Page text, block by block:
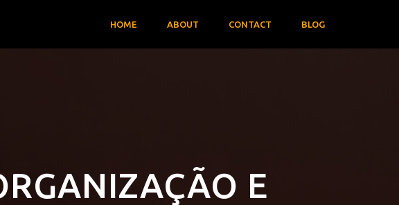
HOME ABOUT CONTACT BLOG
E